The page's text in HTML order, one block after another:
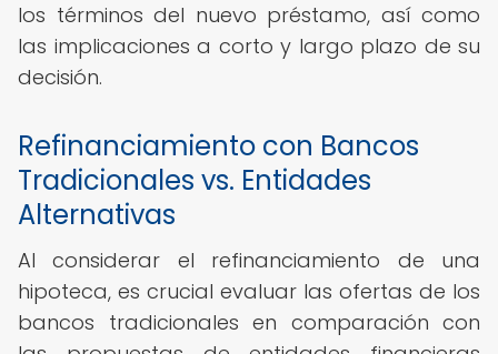
los términos del nuevo préstamo, así como
las implicaciones a corto y largo plazo de su
decisión.
Refinanciamiento con Bancos
Tradicionales vs. Entidades
Alternativas
Al considerar el refinanciamiento de una
hipoteca, es crucial evaluar las ofertas de los
bancos tradicionales en comparación con